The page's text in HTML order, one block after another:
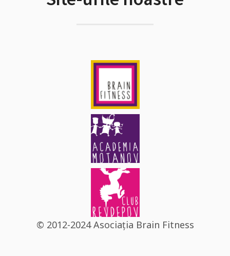
© 2012-2024 Asociația Brain Fitness